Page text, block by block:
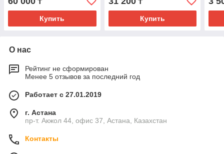
Купить Купить
О нас
Рейтинг не сформирован
Менее 5 отзывов за последний год
Работает с 27.01.2019
г. Астана
пр-т. Акжол 44, офис 37, Астана, Казахстан
Контакты